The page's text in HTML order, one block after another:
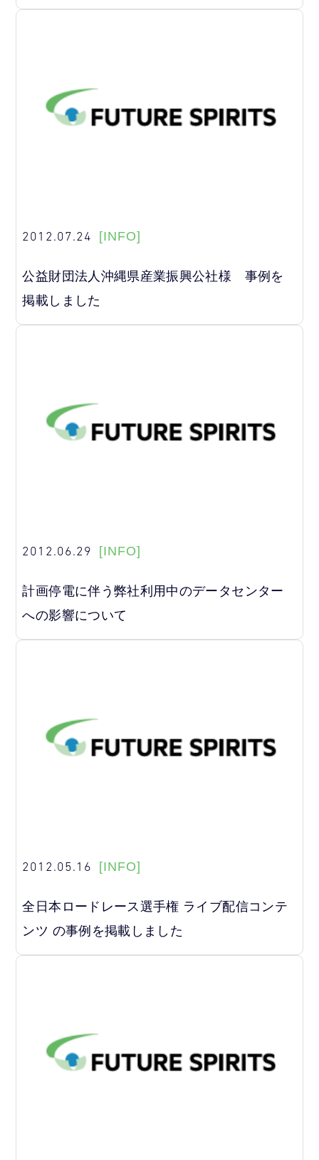
2012.07.24 [INFO]
公益財団法人沖縄県産業振興公社様 事例を
掲載しました
2012.06.29 [INFO]
計画停電に伴う弊社利用中のデータセンター
への影響について
2012.05.16 [INFO]
全日本ロードレース選手権 ライブ配信コンテ
ンツ の事例を掲載しました